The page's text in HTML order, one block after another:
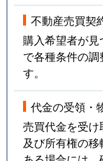
不動産売買契
購入希望者が
で各種条件の
す。
代金の受領・
売買代金を受
及び所有権の